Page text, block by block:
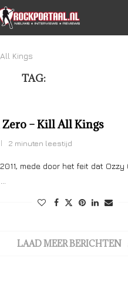
Kings
TAG:
– Kill All Kings
2 minuten leestijd
mede door het feit dat Ozzy
LAAD MEER BERICHTEN